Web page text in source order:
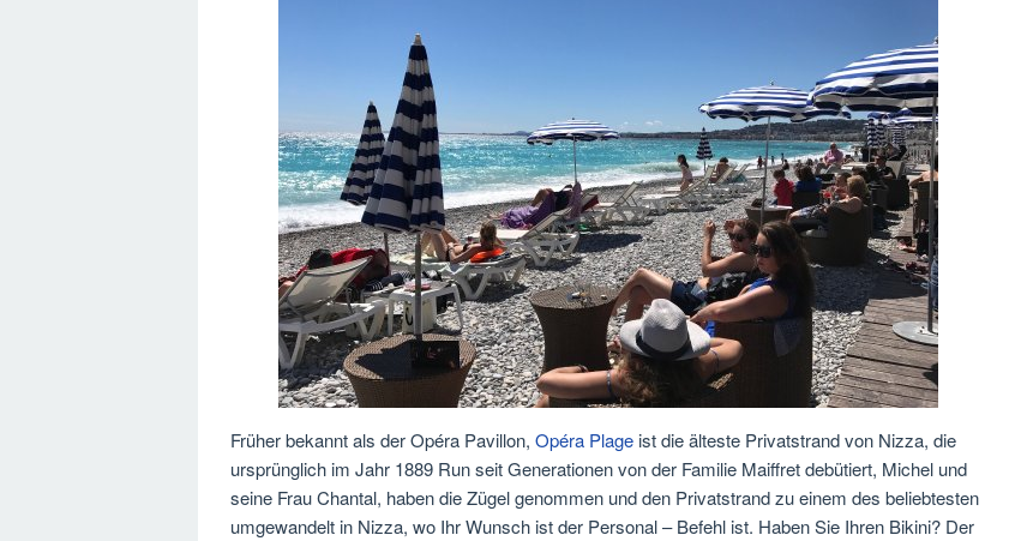
Früher bekannt als der Opéra Pavillon, Opéra Plage ist die älteste Privatstrand von Nizza, die
ursprünglich im Jahr 1889 Run seit Generationen von der Familie Maiffret debütiert, Michel und
seine Frau Chantal, haben die Zügel genommen und den Privatstrand zu einem des beliebtesten
umgewandelt in Nizza, wo Ihr Wunsch ist der Personal – Befehl ist. Haben Sie Ihren Bikini? Der